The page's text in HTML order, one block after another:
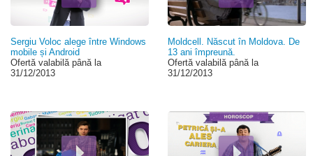
Sergiu Voloc alege între Windows
mobile și Android
Ofertă valabilă până la
31/12/2013
Moldcell. Născut în Moldova. De
13 ani împreună.
Ofertă valabilă până la
31/12/2013